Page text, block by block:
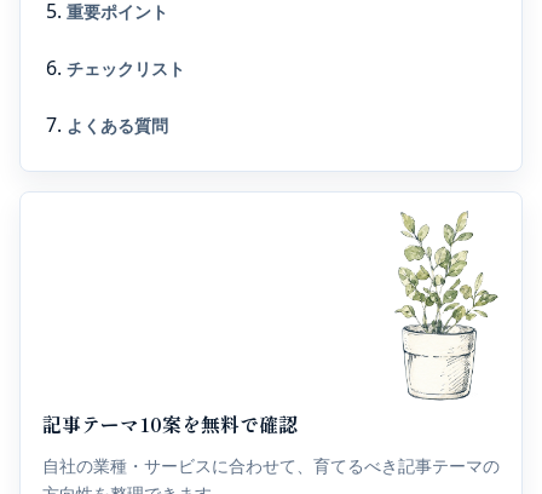
重要ポイント
チェックリスト
よくある質問
記事テーマ10案を無料で確認
自社の業種・サービスに合わせて、育てるべき記事テーマの